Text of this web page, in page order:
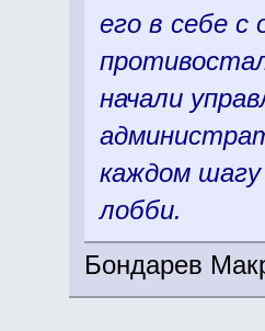
его в себе
начали
каждом шагу
лобби.
Бондарев